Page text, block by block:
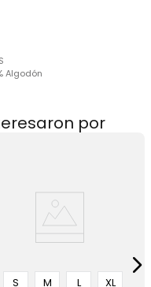
Algodón
por
S M L XL